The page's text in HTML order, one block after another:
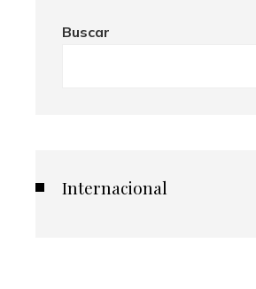
Buscar
Internacional